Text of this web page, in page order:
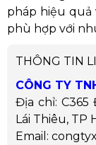
pháp hiệu quả
phù hợp với
THÔNG TIN
CÔNG TY
Địa chỉ:
Lái Thiêu, TP
Email: